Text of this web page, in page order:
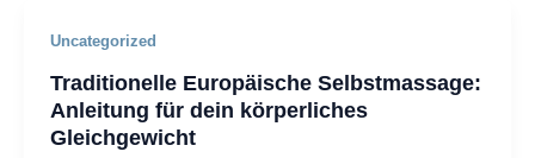
Uncategorized
Traditionelle Europäische Selbstmassage:
Anleitung für dein körperliches
Gleichgewicht